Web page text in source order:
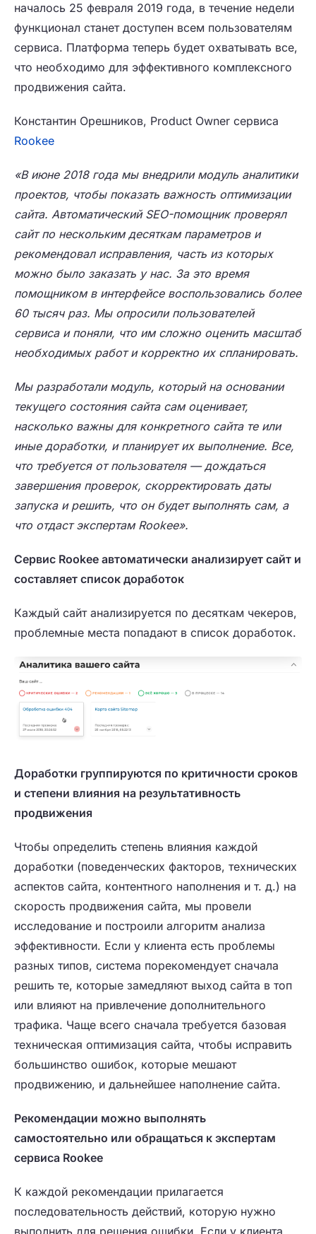
началось 25 февраля 2019 года, в течение недели
функционал станет доступен всем пользователям
сервиса. Платформа теперь будет охватывать все,
что необходимо для эффективного комплексного
продвижения сайта.
Константин Орешников, Product Owner сервиса
Rookee
«В июне 2018 года мы внедрили модуль аналитики
проектов, чтобы показать важность оптимизации
сайта. Автоматический SEO-помощник проверял
сайт по нескольким десяткам параметров и
рекомендовал исправления, часть из которых
можно было заказать у нас. За это время
помощником в интерфейсе воспользовались более
60 тысяч раз. Мы опросили пользователей
сервиса и поняли, что им сложно оценить масштаб
необходимых работ и корректно их спланировать.
Мы разработали модуль, который на основании
текущего состояния сайта сам оценивает,
насколько важны для конкретного сайта те или
иные доработки, и планирует их выполнение. Все,
что требуется от пользователя — дождаться
завершения проверок, скорректировать даты
запуска и решить, что он будет выполнять сам, а
что отдаст экспертам Rookee».
Сервис Rookee автоматически анализирует сайт и
составляет список доработок
Каждый сайт анализируется по десяткам чекеров,
проблемные места попадают в список доработок.
Доработки группируются по критичности сроков
и степени влияния на результативность
продвижения
Чтобы определить степень влияния каждой
доработки (поведенческих факторов, технических
аспектов сайта, контентного наполнения и т. д.) на
скорость продвижения сайта, мы провели
исследование и построили алгоритм анализа
эффективности. Если у клиента есть проблемы
разных типов, система порекомендует сначала
решить те, которые замедляют выход сайта в топ
или влияют на привлечение дополнительного
трафика. Чаще всего сначала требуется базовая
техническая оптимизация сайта, чтобы исправить
большинство ошибок, которые мешают
продвижению, и дальнейшее наполнение сайта.
Рекомендации можно выполнять
самостоятельно или обращаться к экспертам
сервиса Rookee
К каждой рекомендации прилагается
последовательность действий, которую нужно
выполнить для решения ошибки. Если у клиента